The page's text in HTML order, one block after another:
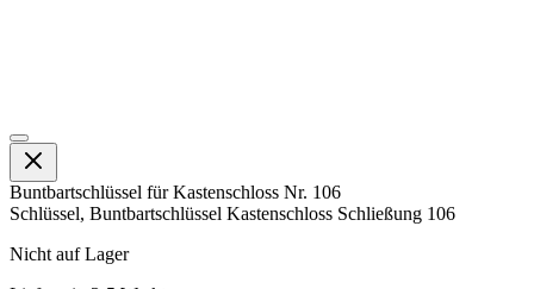
Buntbartschlüssel für Kastenschloss Nr. 106
Schlüssel, Buntbartschlüssel Kastenschloss Schließung 106
Nicht auf Lager